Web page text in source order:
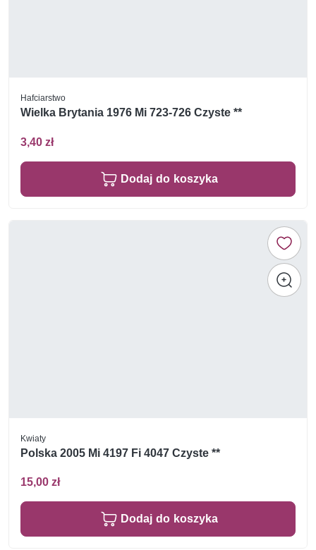
Hafciarstwo
Wielka Brytania 1976 Mi 723-726 Czyste **
3,40 zł
Dodaj do koszyka
Kwiaty
Polska 2005 Mi 4197 Fi 4047 Czyste **
15,00 zł
Dodaj do koszyka